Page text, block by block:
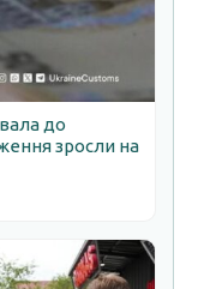
до
зросли на